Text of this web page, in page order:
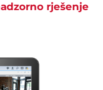
rješenje